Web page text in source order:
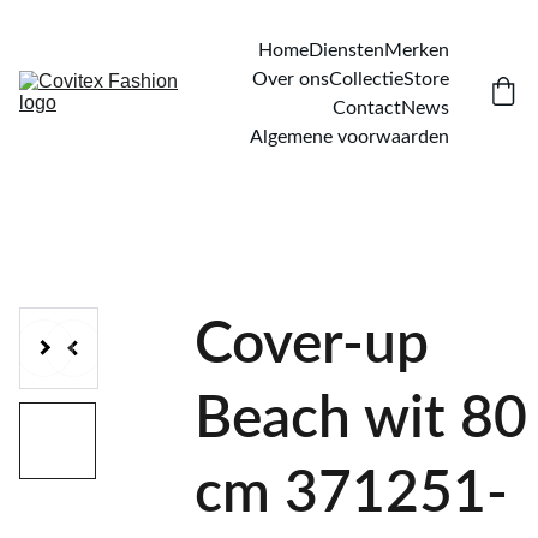
HomeDienstenMerken
Over onsCollectieStore
ContactNews
Algemene voorwaarden
Cover-up
Beach wit 80
cm 371251-